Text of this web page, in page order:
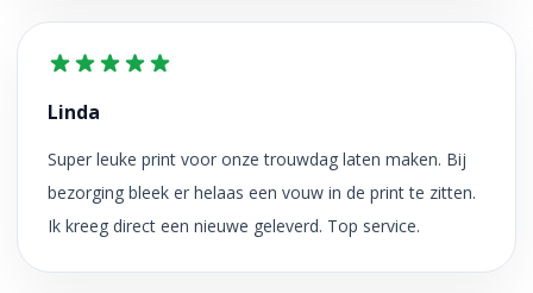
Linda
Super leuke print voor onze trouwdag laten maken. Bij
bezorging bleek er helaas een vouw in de print te zitten.
Ik kreeg direct een nieuwe geleverd. Top service.